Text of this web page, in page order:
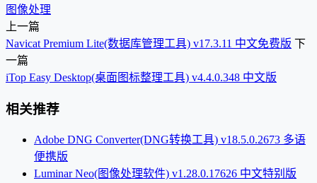
图像处理
上一篇
Navicat Premium Lite(数据库管理工具) v17.3.11 中文免费版 下
一篇
iTop Easy Desktop(桌面图标整理工具) v4.4.0.348 中文版
相关推荐
Adobe DNG Converter(DNG转换工具) v18.5.0.2673 多语
便携版
Luminar Neo(图像处理软件) v1.28.0.17626 中文特别版